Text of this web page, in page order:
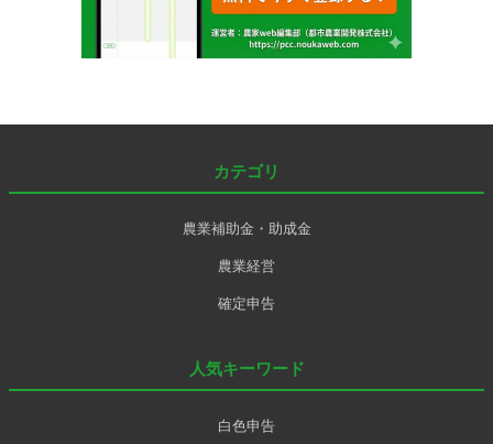
カテゴリ
農業補助金・助成金
農業経営
確定申告
人気キーワード
白色申告